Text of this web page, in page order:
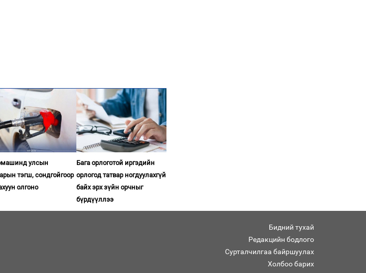
улсын
тэгш, сондгойгоор
олгоно
Бага орлоготой иргэдийн
орлогод татвар ногдуулахгүй
байх эрх зүйн орчныг
бүрдүүллээ
байгууллаа
Төрийн гурван өндөрлөг
ямар компани эзэмшдэг
Ерөнхийлөгчийн
Бидний тухай
Редакцийн бодлого
Сурталчилгаа байршуулах
Холбоо барих